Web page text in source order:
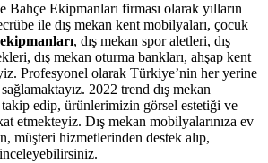
Bahçe Ekipmanları firması olarak yılların
ile dış mekan kent mobilyaları, çocuk
, dış mekan spor aletleri, dış
dış mekan oturma bankları, ahşap kent
Profesyonel olarak Türkiye’nin her yerine
2022 trend dış mekan
takip edip, ürünlerimizin görsel estetiği ve
etmekteyiz. Dış mekan mobilyalarınıza ev
müşteri hizmetlerinden destek alıp,